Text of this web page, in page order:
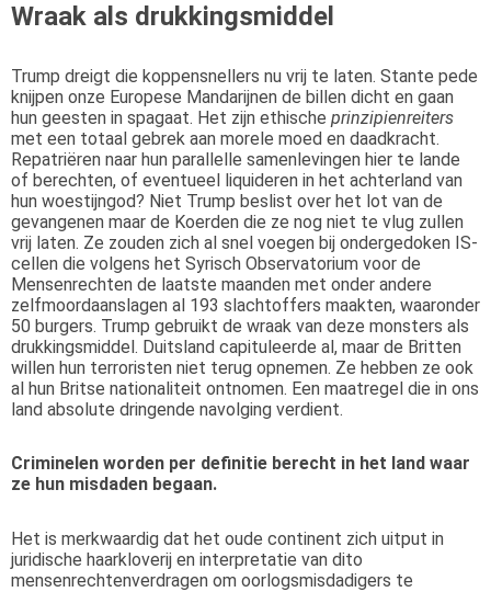
Wraak als drukkingsmiddel
Trump dreigt die koppensnellers nu vrij te laten. Stante pede
knijpen onze Europese Mandarijnen de billen dicht en gaan
hun geesten in spagaat. Het zijn ethische prinzipienreiters
met een totaal gebrek aan morele moed en daadkracht.
Repatriëren naar hun parallelle samenlevingen hier te lande
of berechten, of eventueel liquideren in het achterland van
hun woestijngod? Niet Trump beslist over het lot van de
gevangenen maar de Koerden die ze nog niet te vlug zullen
vrij laten. Ze zouden zich al snel voegen bij ondergedoken IS-
cellen die volgens het Syrisch Observatorium voor de
Mensenrechten de laatste maanden met onder andere
zelfmoordaanslagen al 193 slachtoffers maakten, waaronder
50 burgers. Trump gebruikt de wraak van deze monsters als
drukkingsmiddel. Duitsland capituleerde al, maar de Britten
willen hun terroristen niet terug opnemen. Ze hebben ze ook
al hun Britse nationaliteit ontnomen. Een maatregel die in ons
land absolute dringende navolging verdient.
Criminelen worden per definitie berecht in het land waar
ze hun misdaden begaan.
Het is merkwaardig dat het oude continent zich uitput in
juridische haarkloverij en interpretatie van dito
mensenrechtenverdragen om oorlogsmisdadigers te